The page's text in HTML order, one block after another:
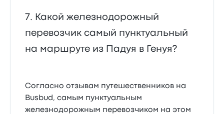
Какой железнодорожный
перевозчик самый пунктуальный
на маршруте из Падуя в Генуя?
Согласно отзывам путешественников на
Busbud, самым пунктуальным
железнодорожным перевозчиком на этом